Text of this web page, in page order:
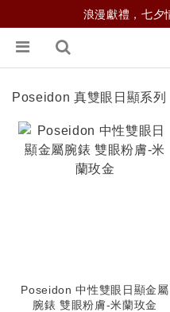
Poseidon 真雙眼日顯系列
Poseidon 中性雙眼日顯金屬
腕錶 雙眼粉膚-米蘭玫金
浪漫獻禮，七夕